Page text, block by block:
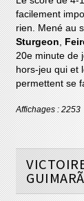
facilement
rien. Mené au
Sturgeon
20e minute de
hors-jeu qui et
permettent se
Affichages : 2253